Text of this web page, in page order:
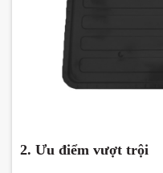
2. Ưu điểm vượt trội